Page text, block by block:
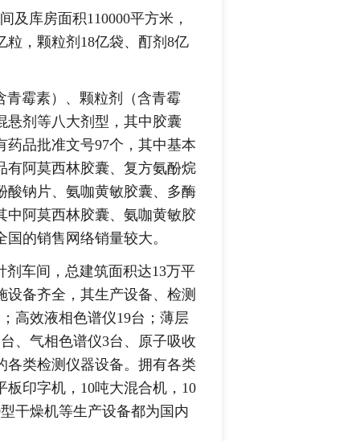
库房面积110000平方米，
粒，颗粒剂18亿袋、酊剂8亿
霉素）、颗粒剂（含青霉
悬剂等八大剂型，其中胶囊
品批准文号97个，其中基本
有阿莫西林胶囊、复方氨酚烷
酸钠片、氨咖黄敏胶囊、多酶
中阿莫西林胶囊、氨咖黄敏胶
的销售网络销量较大。
车间，总建筑面积达13万平
备齐全，其生产设备、检测
高效液相色谱仪19台；薄层
、气相色谱仪3台、原子吸收
各类检测仪器设备。拥有各类
板印字机，10吨大混合机，10
干燥机等生产设备都为国内